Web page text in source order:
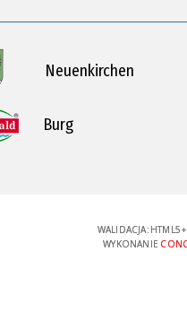
Neuenkirchen
Burg
WALIDACJA: HTML5+
WYKONANIE